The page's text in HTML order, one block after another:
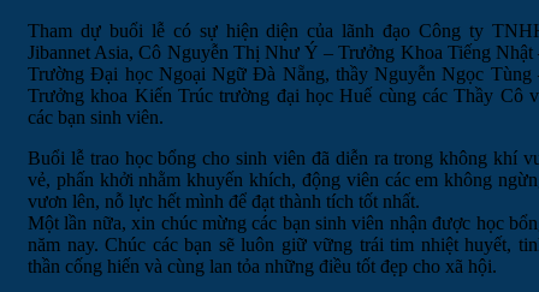
Tham dự buổi lễ có sự hiện diện của lãnh đạo Công ty
Jibannet Asia, Cô Nguyễn Thị Như Ý – Trưởng Khoa Tiếng Nhật
Trường Đại học Ngoại Ngữ Đà Nẵng, thầy Nguyễn Ngọc Tùng
Trưởng khoa Kiến Trúc trường đại học Huế cùng các Thầy Cô
các bạn sinh viên.
Buổi lễ trao học bổng cho sinh viên đã diễn ra trong không khí
vẻ, phấn khởi nhằm khuyến khích, động viên các em không
vươn lên, nỗ lực hết mình để đạt thành tích tốt nhất.
Một lần nữa, xin chúc mừng các bạn sinh viên nhận được học
năm nay. Chúc các bạn sẽ luôn giữ vững trái tim nhiệt huyết,
thần cống hiến và cùng lan tỏa những điều tốt đẹp cho xã hội.